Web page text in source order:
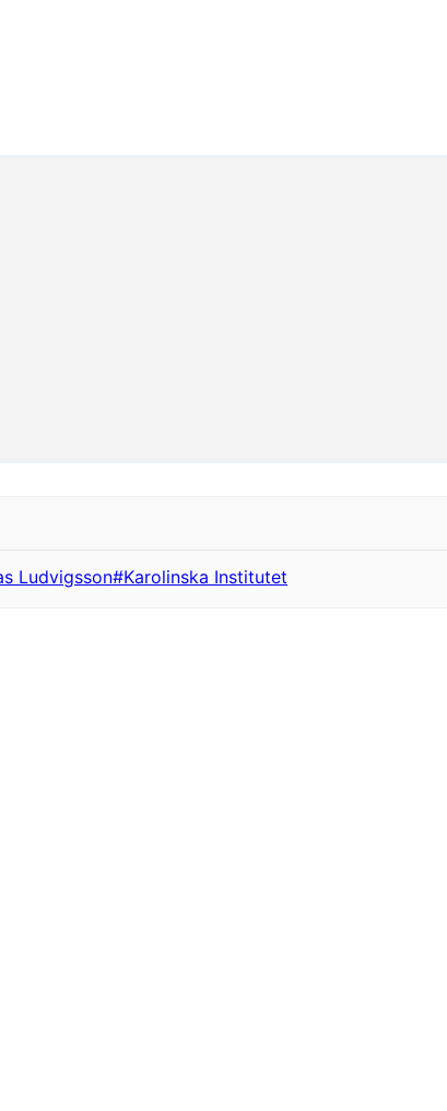
Ludvigsson#Karolinska Institutet